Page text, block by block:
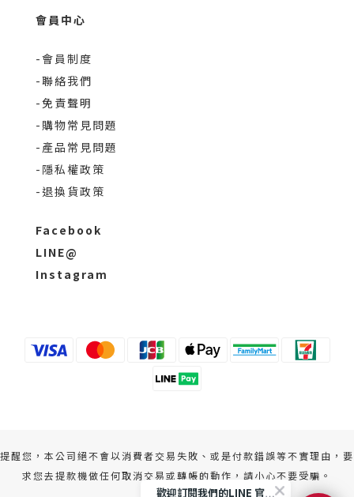
會員中心
-會員制度
-聯絡我們
-免責聲明
-購物常見問題
-產品常見問題
-隱私權政策
-退換貨政策
Facebook
LINE@
Instagram
提醒您，本公司絕不會以消費者交易失敗、或是付款錯誤等不實理由，要
求您去提款機做任何取消交易或轉帳的動作，請小心不要受騙。
歡迎訂閱我們的LINE 官方帳號